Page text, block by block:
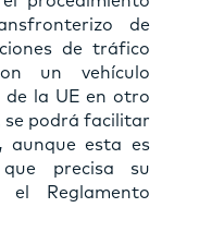
de
de tráfico
un vehículo
la UE en otro
se podrá facilitar
aunque esta es
precisa su
Reglamento